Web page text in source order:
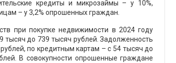
кредиты и микрозаймы – у 10%,
– у 3,2% опрошенных граждан.
при покупке недвижимости в 2024 году
тысяч до 739 тысяч рублей. Задолженность
по кредитным картам – с 54 тысяч до
В совокупности опрошенные граждане